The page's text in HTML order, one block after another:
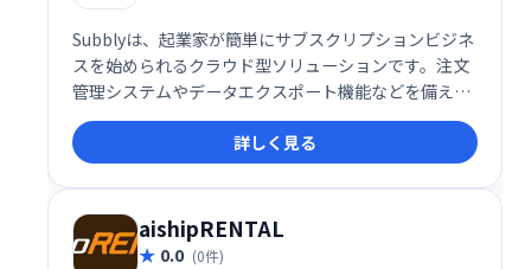
Subblyは、起業家が簡単にサブスクリプションビジネ
スを始められるクラウド型ソリューションです。注文
管理システムやデータエクスポート機能などを備え、
スムーズなビジネス運営をサポートします。複雑な設
定は不要で、直感的な操作でサブスクリプションビジ
ネスを構築できます。
詳しく見る
aishipRENTAL
0.0 (0件)